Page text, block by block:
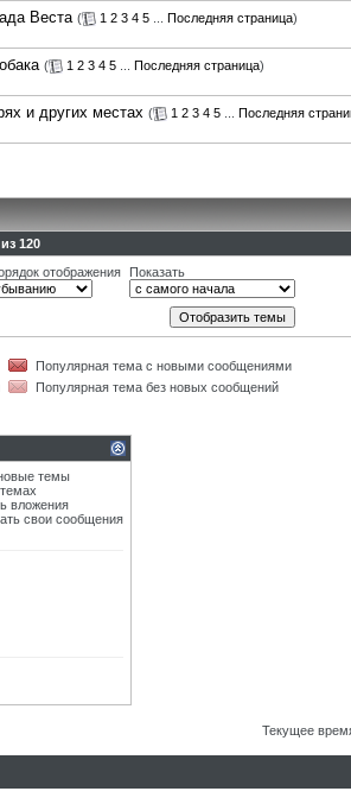
Веста ( 1 2 3 4 5 Последняя страница)
( 1 2 3 4 5 Последняя страница)
и других местах ( 1 2 3 4 5
Последняя
120
отображения Показать
Популярная тема с новыми сообщениями
Популярная тема без новых сообщений
темы
вложения
свои сообщения
Текущее